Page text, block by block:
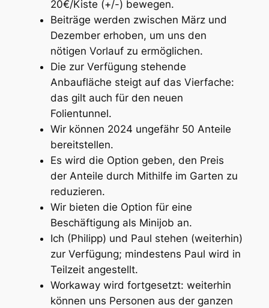
20€/Kiste (+/-) bewegen.
Beiträge werden zwischen März und
Dezember erhoben, um uns den
nötigen Vorlauf zu ermöglichen.
Die zur Verfügung stehende
Anbaufläche steigt auf das Vierfache:
das gilt auch für den neuen
Folientunnel.
Wir können 2024 ungefähr 50 Anteile
bereitstellen.
Es wird die Option geben, den Preis
der Anteile durch Mithilfe im Garten zu
reduzieren.
Wir bieten die Option für eine
Beschäftigung als Minijob an.
Ich (Philipp) und Paul stehen (weiterhin)
zur Verfügung; mindestens Paul wird in
Teilzeit angestellt.
Workaway wird fortgesetzt: weiterhin
können uns Personen aus der ganzen